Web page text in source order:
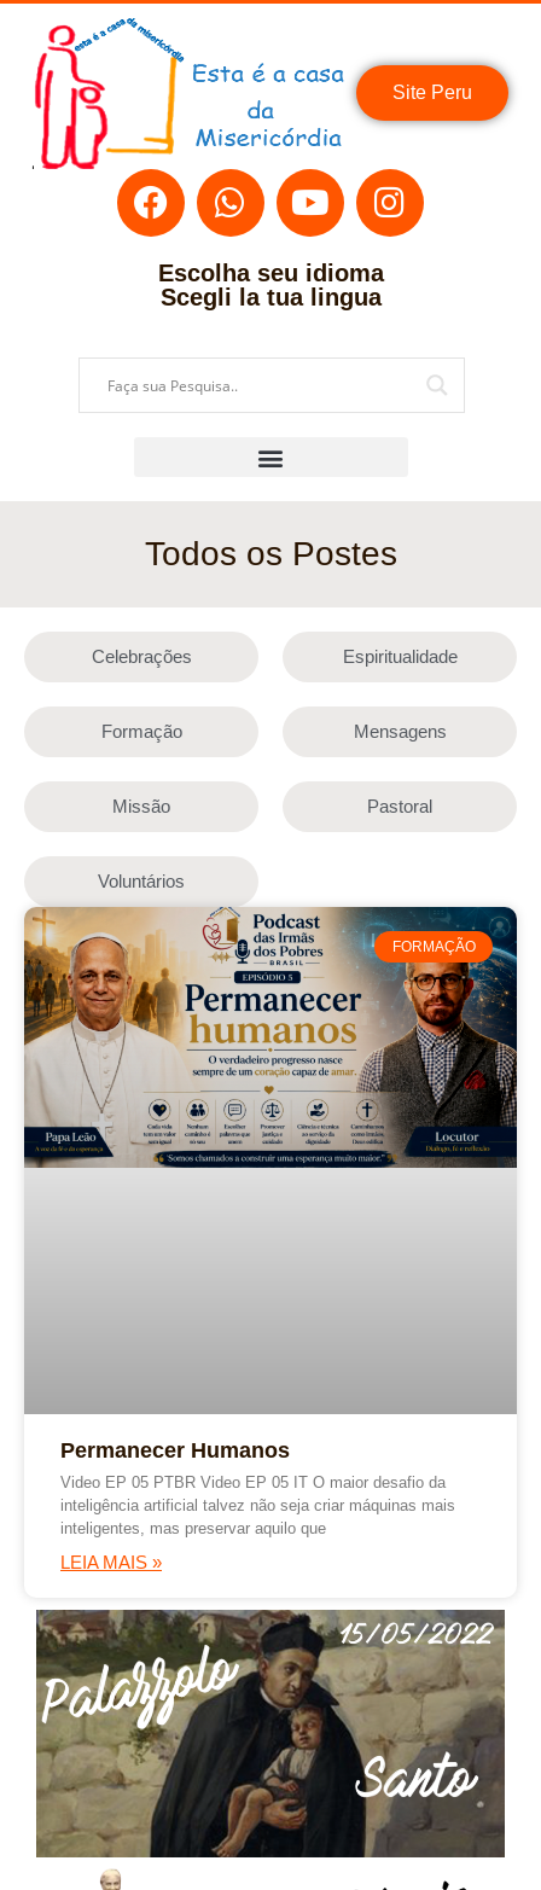
Site Peru
Escolha seu idioma
Scegli la tua lingua
Todos os Postes
Celebrações Espiritualidade
Formação Mensagens
Missão Pastoral
Voluntários
FORMAÇÃO
Permanecer Humanos
Video EP 05 PTBR Video EP 05 IT O maior desafio da
inteligência artificial talvez não seja criar máquinas mais
inteligentes, mas preservar aquilo que
LEIA MAIS »